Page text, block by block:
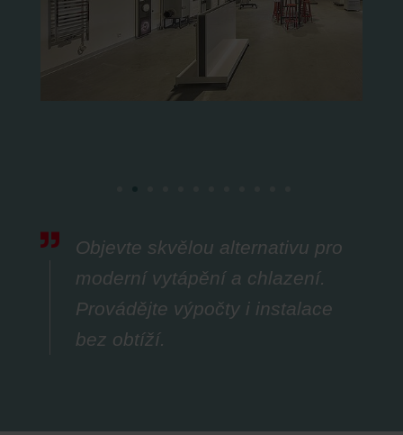
Objevte skvělou alternativu pro
moderní vytápění a chlazení.
Provádějte výpočty i instalace
bez obtíží.